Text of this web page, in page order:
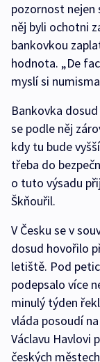
pozornost nejen
něj byli ochotni
bankovkou
hodnota. „De
myslí si
Bankovka
se podle něj
kdy tu bude
třeba do
o tuto výsadu
Škňouřil.
V Česku se v
dosud hovořilo
letiště. Pod
podepsalo více
minulý týden
vláda posoudí
Václavu Havlovi
českých